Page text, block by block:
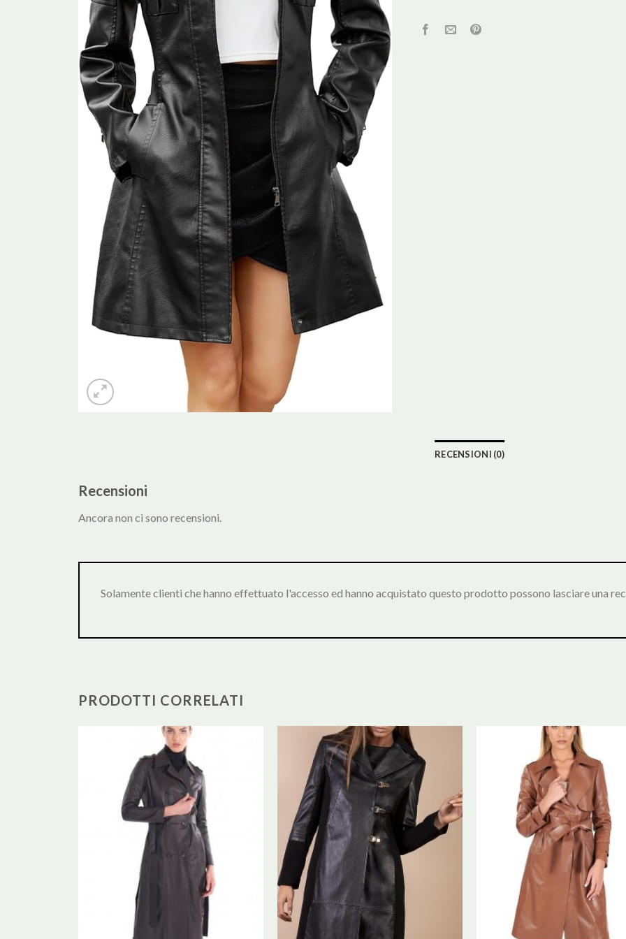
RECENSIONI (0)
Recensioni
Ancora non ci sono recensioni.
Solamente clienti che hanno effettuato l'accesso ed hanno acquistato questo prodotto possono lasciare una
PRODOTTI CORRELATI